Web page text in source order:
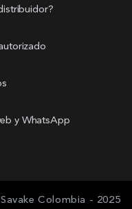
y WhatsApp
Colombia - 2025